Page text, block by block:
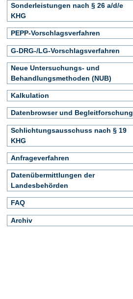
Sonderleistungen nach § 26 a/d/e
KHG
PEPP-Vorschlagsverfahren
G-DRG-/LG-Vorschlagsverfahren
Neue Untersuchungs- und
Behandlungsmethoden (NUB)
Kalkulation
Datenbrowser und Begleitforschung
Schlichtungsausschuss nach § 19
KHG
Anfrageverfahren
Datenübermittlungen der
Landesbehörden
FAQ
Archiv